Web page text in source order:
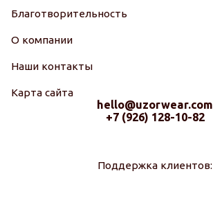
Благотворительность
О компании
Наши контакты
Карта сайта
hello@uzorwear.com
+7 (926) 128-10-82
Поддержка клиентов: